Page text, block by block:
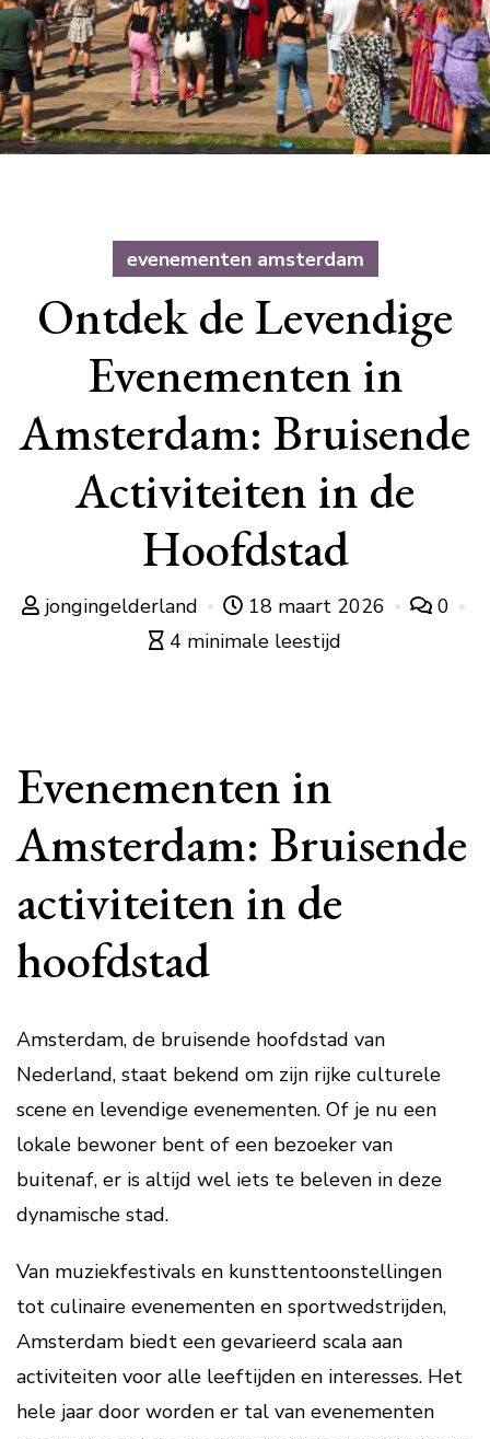
evenementen amsterdam
Ontdek de Levendige
Evenementen in
Amsterdam: Bruisende
Activiteiten in de
Hoofdstad
jongingelderland 18 maart 2026
0
4 minimale leestijd
Evenementen in
Amsterdam: Bruisende
activiteiten in de
hoofdstad
Amsterdam, de bruisende hoofdstad van
Nederland, staat bekend om zijn rijke culturele
scene en levendige evenementen. Of je nu een
lokale bewoner bent of een bezoeker van
buitenaf, er is altijd wel iets te beleven in deze
dynamische stad.
Van muziekfestivals en kunsttentoonstellingen
tot culinaire evenementen en sportwedstrijden,
Amsterdam biedt een gevarieerd scala aan
activiteiten voor alle leeftijden en interesses. Het
hele jaar door worden er tal van evenementen